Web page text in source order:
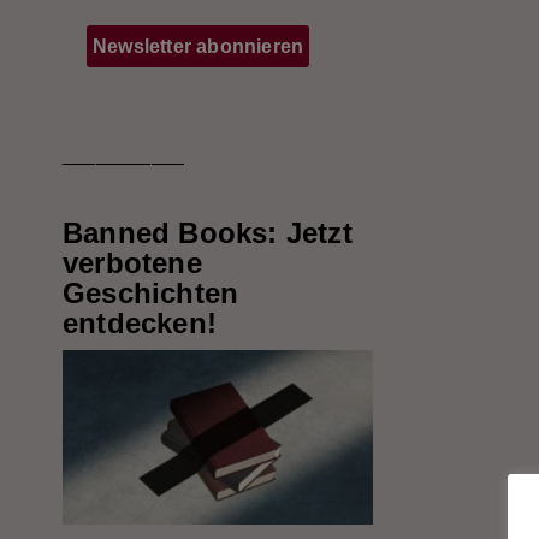
Banned Books: Jetzt
verbotene
Geschichten
entdecken!